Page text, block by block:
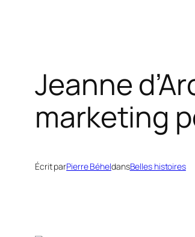
Jeanne
marketing
Écrit parPierre BéheldansBelles histoires